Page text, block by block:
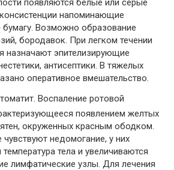
появляются белые или серые
напоминающие
Возможно образование
бородавок. При легком течении
назначают эпителизирующие
антисептики. В тяжелых
оперативное вмешательство.
Воспаление ротовой
появлением желтых
окруженных красным ободком.
недомогание, у них
тела и увеличиваются
лимфатические узлы. Для лечения